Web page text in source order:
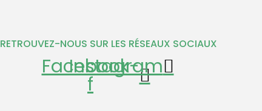
RETROUVEZ-NOUS SUR LES RÉSEAUX SOCIAUX
Facebook-
f
Instagram